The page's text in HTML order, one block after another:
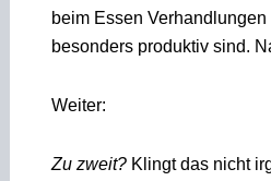
beim Essen
besonders produktiv sind.
Weiter:
Zu zweit? Klingt das nicht